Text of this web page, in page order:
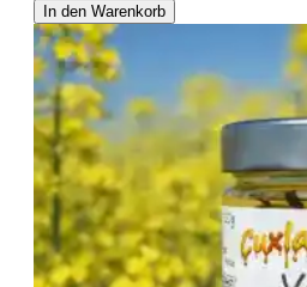
In den Warenkorb